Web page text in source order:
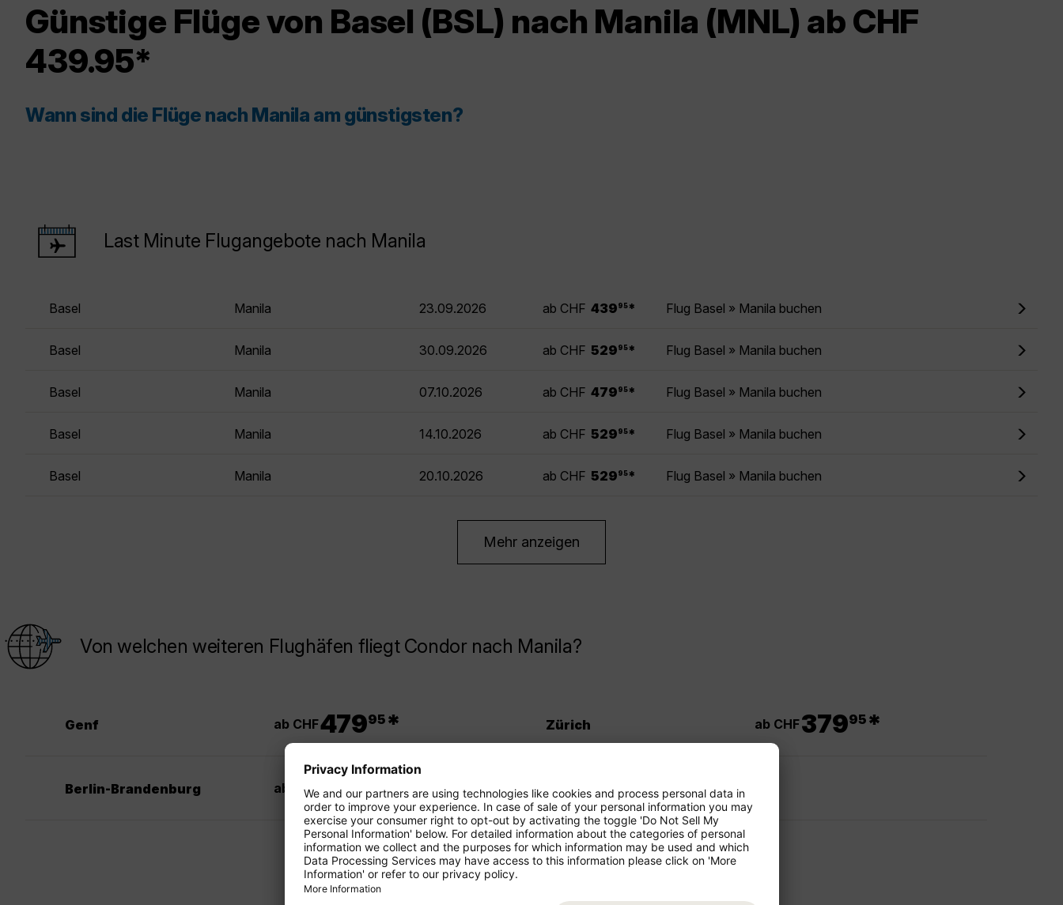
Günstige Flüge von Basel (BSL) nach Manila (MNL) ab CHF
439.95*
Wann sind die Flüge nach Manila am günstigsten?
Last Minute Flugangebote nach Manila
Basel Manila 23.09.2026 ab CHF 439 95 * Flug Basel » Manila buchen
Basel Manila 30.09.2026 ab CHF 529 95 * Flug Basel » Manila buchen
Basel Manila 07.10.2026 ab CHF 479 95 * Flug Basel » Manila buchen
Basel Manila 14.10.2026 ab CHF 529 95 * Flug Basel » Manila buchen
Basel Manila 20.10.2026 ab CHF 529 95 * Flug Basel » Manila buchen
Mehr anzeigen
Von welchen weiteren Flughäfen fliegt Condor nach Manila?
Genf ab CHF47995 * Zürich ab CHF37995 *
Berlin-Brandenburg ab CHF 399. * Bremen
Mehr anzeigen